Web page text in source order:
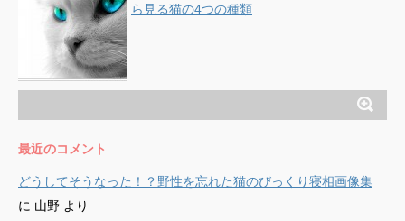
ら見る猫の4つの種類
最近のコメント
どうしてそうなった！？野性を忘れた猫のびっくり寝相画像集
に 山野 より